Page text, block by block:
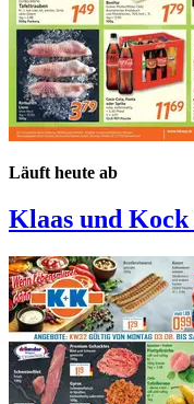
Läuft heute ab
Klaas und Kock